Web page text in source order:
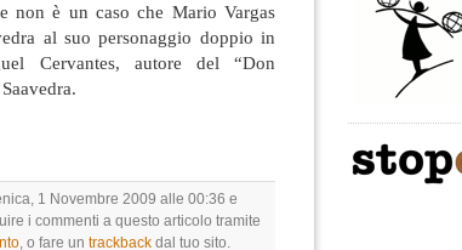
non è un caso che Mario Vargas
al suo personaggio doppio in
Cervantes, autore del “Don
1 Novembre 2009 alle 00:36 e
i commenti a questo articolo tramite
, o fare un trackback dal tuo sito.